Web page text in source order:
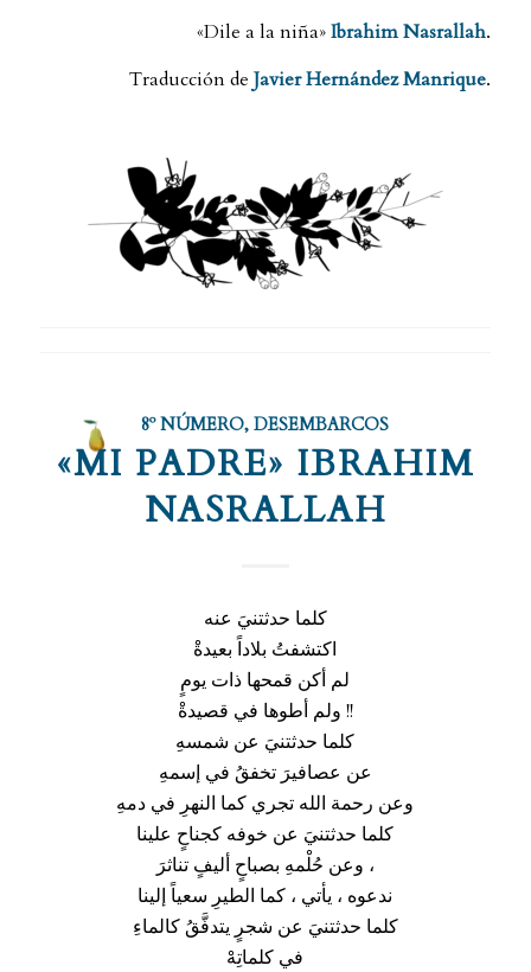
«Dile a la niña»Ibrahim Nasrallah.
Traducción deJavier Hernández Manrique.
8º NÚMERO,DESEMBARCOS
«MI PADRE» IBRAHIM
NASRALLAH
كلما حدثتنيَ عنه
اكتشفتُ بلاداً بعيدةْ
لم أكن قمحها ذات يومٍ
ولم أطوها في قصيدةْ !!
كلما حدثتنيَ عن شمسهِ
عن عصافيرَ تخفقُ في إسمهِ
وعن رحمة الله تجري كما النهرِ في دمهِ
كلما حدثتنيَ عن خوفه كجناحٍ علينا
وعن حُلْمهِ بصباحٍ أليفٍ تناثرَ ،
ندعوه ، يأتي ، كما الطيرِ سعياً إلينا
كلما حدثتنيَ عن شجرٍ يتدفَّقُ كالماءِ
في كلماتِهْ